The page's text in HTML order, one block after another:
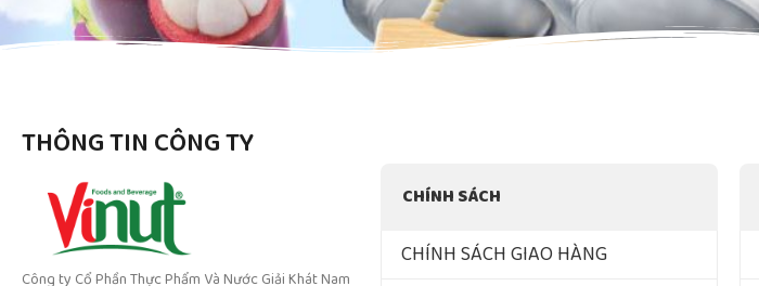
THÔNG TIN CÔNG TY
Công ty Cổ Phần Thực Phẩm Và Nước Giải Khát Nam
CHÍNH SÁCH
CHÍNH SÁCH GIAO HÀNG